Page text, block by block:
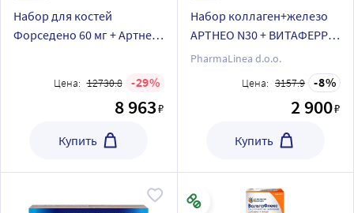
Набор для костей
Форседено 60 мг + Артнео
Цена: 12730.8 29
8 963₽
Купить
Набор коллаген+железо
АРТНЕО N30 + ВИТАФЕРР
N30
PharmaLinea d.o.o.
Цена: 3157.9 8
2 900₽
Купить